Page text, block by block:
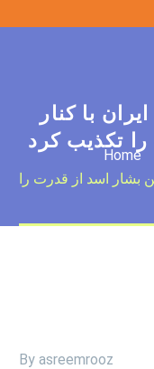
با کنار
تکذیب کرد
Home
بشار اسد از قدرت را
By asreemrooz